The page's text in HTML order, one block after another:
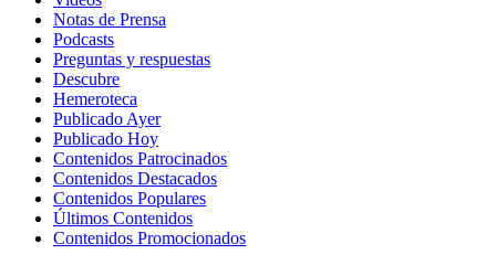
Notas de Prensa
Podcasts
Preguntas y respuestas
Descubre
Hemeroteca
Publicado Ayer
Publicado Hoy
Contenidos Patrocinados
Contenidos Destacados
Contenidos Populares
Últimos Contenidos
Contenidos Promocionados